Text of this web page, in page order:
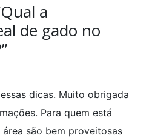
a
de gado no
dicas. Muito obrigada
Para quem está
área são bem proveitosas